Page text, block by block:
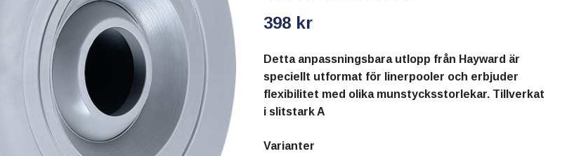
398 kr
Detta anpassningsbara utlopp från Hayward är
speciellt utformat för linerpooler och erbjuder
flexibilitet med olika munstycksstorlekar. Tillverkat
i slitstark A
Varianter